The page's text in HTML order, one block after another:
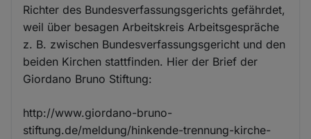
Richter des Bundesverfassungsgerichts gefährdet,
weil über besagen Arbeitskreis Arbeitsgespräche
z. B. zwischen Bundesverfassungsgericht und den
beiden Kirchen stattfinden. Hier der Brief der
Giordano Bruno Stiftung:
http://www.giordano-bruno-
stiftung.de/meldung/hinkende-trennung-kirche-